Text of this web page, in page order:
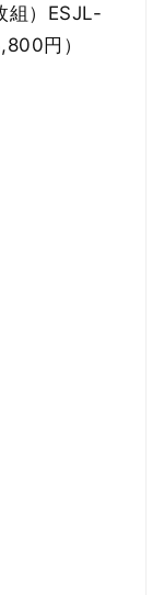
組）ESJL-
円）